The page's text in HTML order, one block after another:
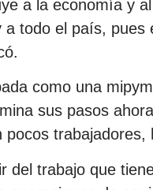
a la economía y
a todo el país,
como una
sus pasos
trabajadores,
del trabajo que